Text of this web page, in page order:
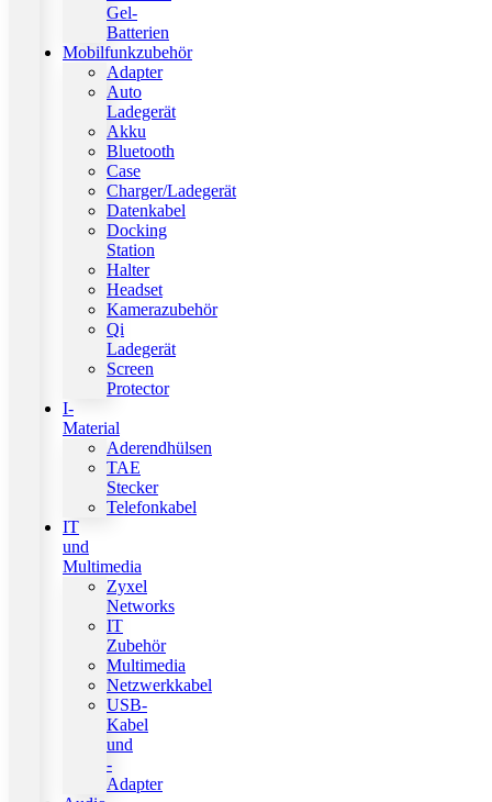
Gel-
Batterien
Mobilfunkzubehör
Adapter
Auto
Ladegerät
Akku
Bluetooth
Case
Charger/Ladegerät
Datenkabel
Docking
Station
Halter
Headset
Kamerazubehör
Qi
Ladegerät
Screen
Protector
I-
Material
Aderendhülsen
TAE
Stecker
Telefonkabel
IT
und
Multimedia
Zyxel
Networks
IT
Zubehör
Multimedia
Netzwerkkabel
USB-
Kabel
und
-
Adapter